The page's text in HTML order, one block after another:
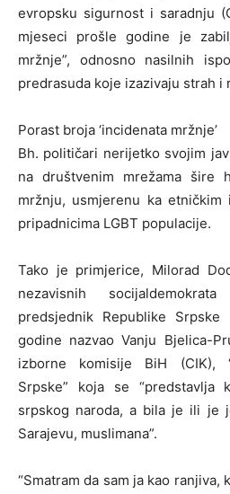
evropsku sigurnost i saradnju
mjeseci prošle godine je
mržnje”, odnosno nasilnih
predrasuda koje izazivaju strah i
Porast broja ‘incidenata mržnje’
Bh. političari nerijetko svojim
na društvenim mrežama šire
mržnju, usmjerenu ka
pripadnicima LGBT populacije.
Tako je primjerice, Milorad
nezavisnih
predsjednik Republike
godine nazvao Vanju Bjelica-
izborne komisije BiH (CIK),
Srpske” koja se “predstavlja
srpskog naroda, a bila je ili je
Sarajevu, muslimana”.
“Smatram da sam ja kao ranjiva,